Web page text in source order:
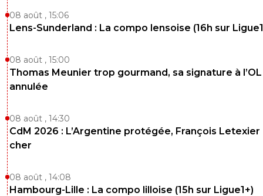
08 août , 15:06
Lens-Sunderland : La compo lensoise (16h sur
08 août , 15:00
Thomas Meunier trop gourmand, sa signature à l’OL
annulée
08 août , 14:30
CdM 2026 : L’Argentine protégée, François Letexier
cher
08 août , 14:08
Hambourg-Lille : La compo lilloise (15h sur Ligue1+)